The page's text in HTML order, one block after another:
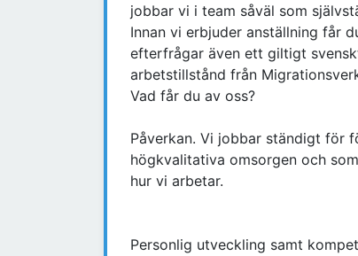
jobbar vi i team såväl som
Innan vi erbjuder anställning får
efterfrågar även ett giltigt
arbetstillstånd från
Vad får du av oss?
Påverkan. Vi jobbar ständigt för
högkvalitativa omsorgen och
hur vi arbetar.
Personlig utveckling samt